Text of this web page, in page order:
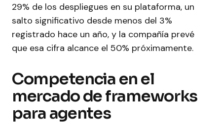
29% de los despliegues en su plataforma, un
salto significativo desde menos del 3%
registrado hace un año, y la compañía prevé
que esa cifra alcance el 50% próximamente.
Competencia en el
mercado de frameworks
para agentes